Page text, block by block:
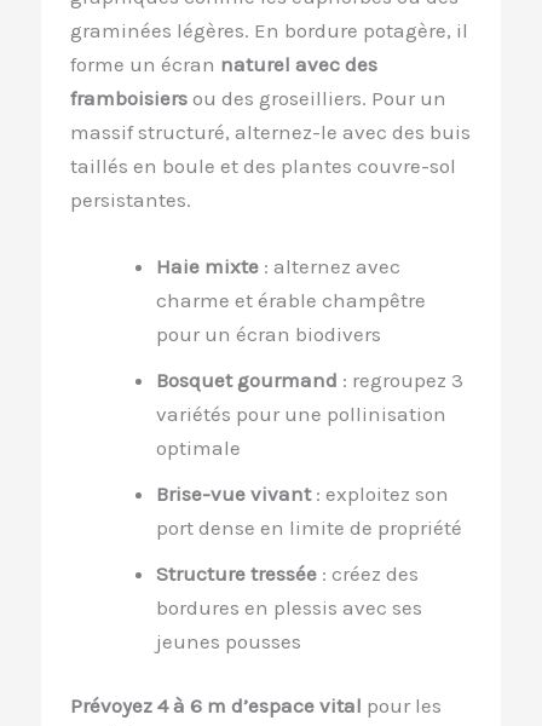
graminées légères. En bordure potagère, il
forme un écran naturel avec des
framboisiers ou des groseilliers. Pour un
massif structuré, alternez-le avec des buis
taillés en boule et des plantes couvre-sol
persistantes.
Haie mixte : alternez avec
charme et érable champêtre
pour un écran biodivers
Bosquet gourmand : regroupez 3
variétés pour une pollinisation
optimale
Brise-vue vivant: exploitez son
port dense en limite de propriété
Structure tressée : créez des
bordures en plessis avec ses
jeunes pousses
Prévoyez 4 à 6 m d’espace vital pour les